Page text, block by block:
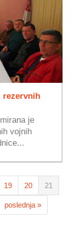
rezervnih
je
vojnih
19 20 21
poslednja »